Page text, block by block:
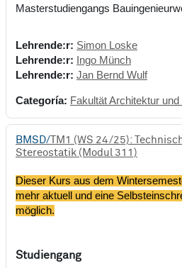
Masterstudiengangs
Lehrende:r: Simon Loske
Lehrende:r:
Ingo Münch
Lehrende:r: Jan Bernd Wulf
Categoría: Fakultät Architektur
BMSD/TM1 (WS 24/25):
Stereostatik (Modul 311)
Dieser Kurs aus dem
mehr aktuell und eine
möglich.
Studiengang